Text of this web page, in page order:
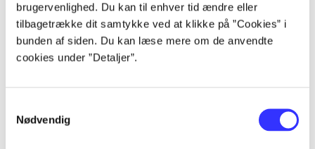
brugervenlighed. Du kan til enhver tid ændre eller
tilbagetrække dit samtykke ved at klikke på ”Cookies” i
bunden af siden. Du kan læse mere om de anvendte
cookies under ”Detaljer”.
Nødvendig
...
...